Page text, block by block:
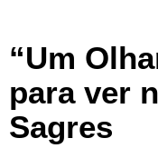
“Um
para ver
Sagres